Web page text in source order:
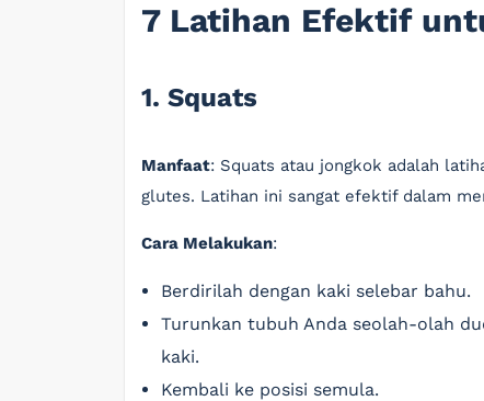
7 Latihan Efektif
1. Squats
Manfaat: Squats atau jongkok adalah
glutes. Latihan ini sangat efektif dalam
Cara Melakukan:
Berdirilah dengan kaki selebar bahu.
Turunkan tubuh Anda seolah-olah
kaki.
Kembali ke posisi semula.